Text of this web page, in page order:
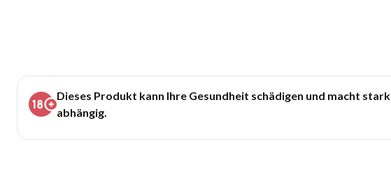
Dieses Produkt kann Ihre Gesundheit schädigen und macht stark
abhängig.